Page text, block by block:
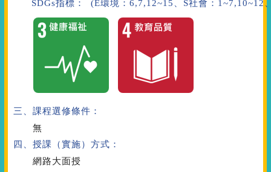
SDGs指標： (E環境：6,7,12~15、S社會：
三、課程選修條件：
無
四、授課（實施）方式：
網路大面授